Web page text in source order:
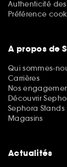
Authenticité
Préférence
A propos de
Qui sommes-
Carrières
Nos
Découvrir
Sephora Stands
Magasins
Actualités